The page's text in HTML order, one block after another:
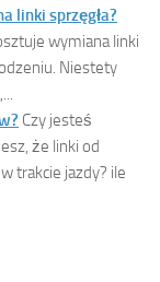
linki sprzęgła?
wymiana linki
Niestety
Czy jesteś
że linki od
trakcie jazdy? ile